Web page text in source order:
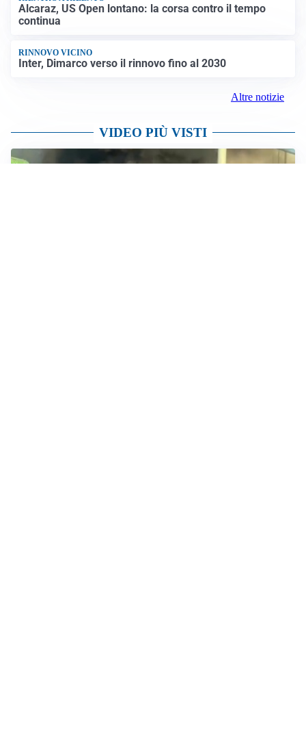
Alcaraz, US Open lontano: la corsa contro il tempo
continua
RINNOVO VICINO
Inter, Dimarco verso il rinnovo fino al 2030
Altre notizie
VIDEO PIÙ VISTI